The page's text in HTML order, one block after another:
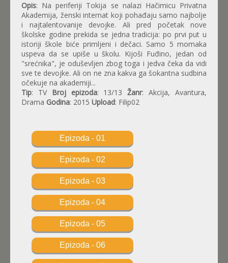
Opis: Na periferiji Tokija se nalazi Hačimicu Privatna
Akademija, ženski internat koji pohađaju samo najbolje
i najtalentovanije devojke. Ali pred početak nove
školske godine prekida se jedna tradicija: po prvi put u
istoriji škole biće primljeni i dečaci. Samo 5 momaka
uspeva da se upiše u školu. Kijoši Fuđino, jedan od
"srećnika", je oduševljen zbog toga i jedva čeka da vidi
sve te devojke. Ali on ne zna kakva ga šokantna sudbina
očekuje na akademiji...
Tip: TV Broj epizoda: 13/13Žanr: Akcija, Avantura,
Drama Godina: 2015 Upload: Filip02
Epizoda - 01
Epizoda - 02
Epizoda - 03
Epizoda - 04
Epizoda - 05
Epizoda - 06